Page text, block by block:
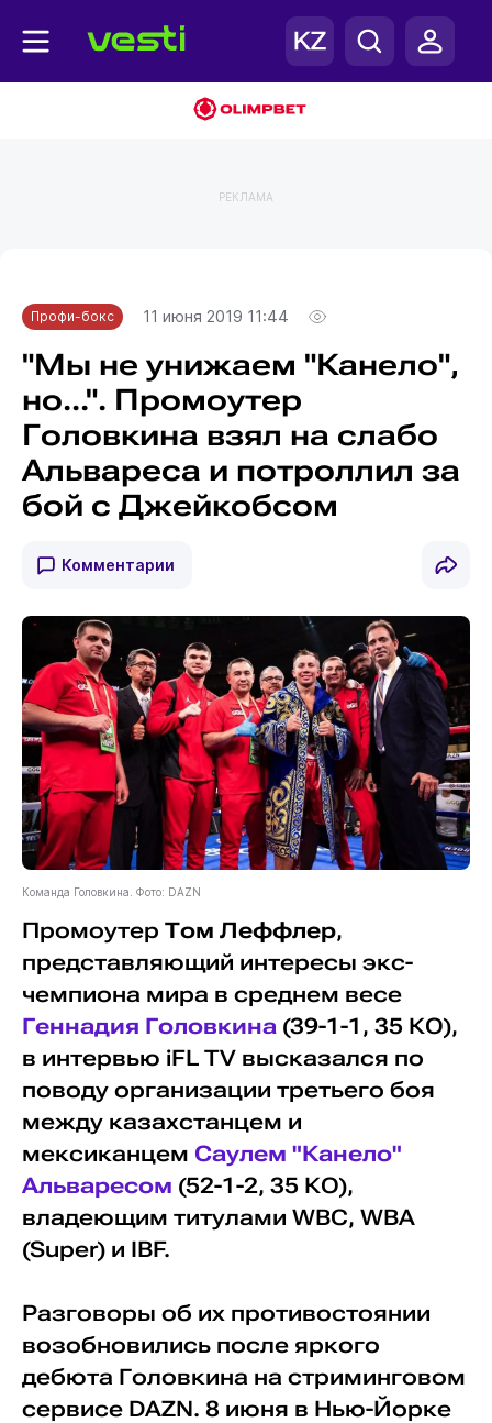
РЕКЛАМА
Профи-бокс 11 июня 2019 11:44
"Мы не унижаем "Канело",
но...". Промоутер
Головкина взял на слабо
Альвареса и потроллил за
бой с Джейкобсом
Комментарии
Команда Головкина. Фото: DAZN
Промоутер Том Леффлер,
представляющий интересы экс-
чемпиона мира в среднем весе
Геннадия Головкина(39-1-1, 35 КО),
в интервью iFL TV высказался по
поводу организации третьего боя
между казахстанцем и
мексиканцем Саулем "Канело"
Альваресом (52-1-2, 35 КО),
владеющим титулами WBC, WBA
(Super) и IBF.
Разговоры об их противостоянии
возобновились после яркого
дебюта Головкина на стриминговом
сервисе DAZN. 8 июня в Нью-Йорке